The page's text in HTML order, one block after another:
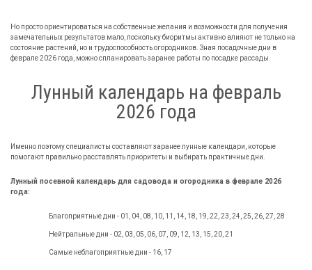
Но просто ориентироваться на собственные желания и возможности для получения
замечательных результатов мало, поскольку биоритмы активно влияют не только на
состояние растений, но и трудоспособность огородников. Зная посадочные дни в
феврале2026 года, можно спланировать заранее работы по посадке рассады.
Лунный календарь на февраль
2026 года
Именно поэтому специалисты составляют заранее лунные календари, которые
помогают правильно расставлять приоритеты и выбирать практичные дни.
Лунный посевной календарь для садовода и огородника в феврале 2026
года:
Благоприятные дни - 01, 04, 08, 10, 11, 14, 18, 19, 22, 23, 24, 25, 26, 27, 28
Нейтральные дни - 02, 03, 05, 06, 07, 09, 12, 13, 15, 20, 21
Самые неблагоприятные дни - 16, 17